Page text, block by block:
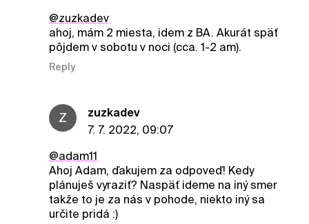
@zuzkadev
ahoj, mám 2 miesta, idem z BA. Akurát späť
pôjdem v sobotu v noci (cca. 1-2 am).
Reply
Z
zuzkadev
7. 7. 2022, 09:07
@adam11
Ahoj Adam, ďakujem za odpoveď! Kedy
plánuješ vyraziť? Naspäť ideme na iný smer
takže to je za nás v pohode, niekto iný sa
určite pridá :)